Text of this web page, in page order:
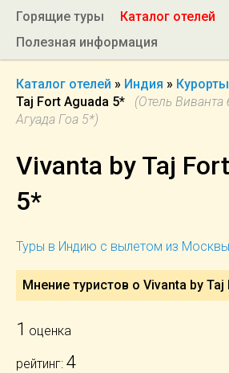
Горящие туры Каталог отелей
Полезная информация
Каталог отелей » Индия » Курорты
Taj Fort Aguada 5*
(Отель
Агуада Гоа 5*)
Vivanta by Taj
5*
Туры в Индию с вылетом из Москвы
Мнение туристов о Vivanta by
1 оценка
рейтинг: 4